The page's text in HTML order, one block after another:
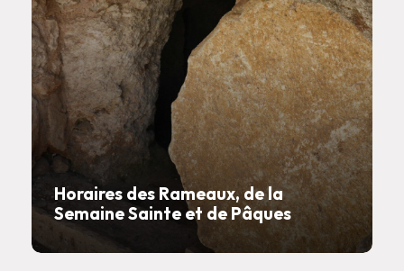
Horaires des Rameaux, de la
Semaine Sainte et de Pâques